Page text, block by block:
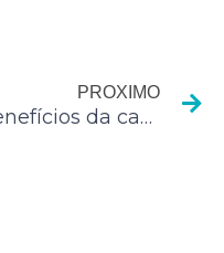
PROXIMO
Benefícios da castração em cães